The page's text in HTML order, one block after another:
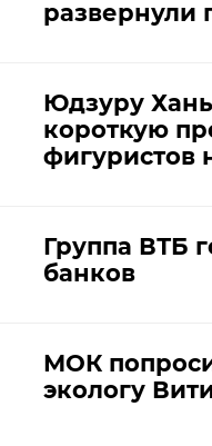
развернули
Юдзуру
короткую
фигуристов
Группа ВТБ
банков
МОК
экологу